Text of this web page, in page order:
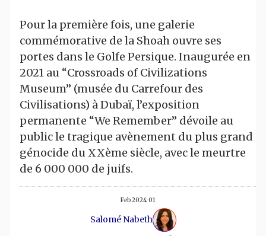
Pour la première fois, une galerie
commémorative de la Shoah ouvre ses
portes dans le Golfe Persique. Inaugurée en
2021 au “Crossroads of Civilizations
Museum” (musée du Carrefour des
Civilisations) à Dubaï, l’exposition
permanente “We Remember” dévoile au
public le tragique avènement du plus grand
génocide du XXème siècle, avec le meurtre
de 6 000 000 de juifs.
01 Feb 2024
Salomé Nabeth